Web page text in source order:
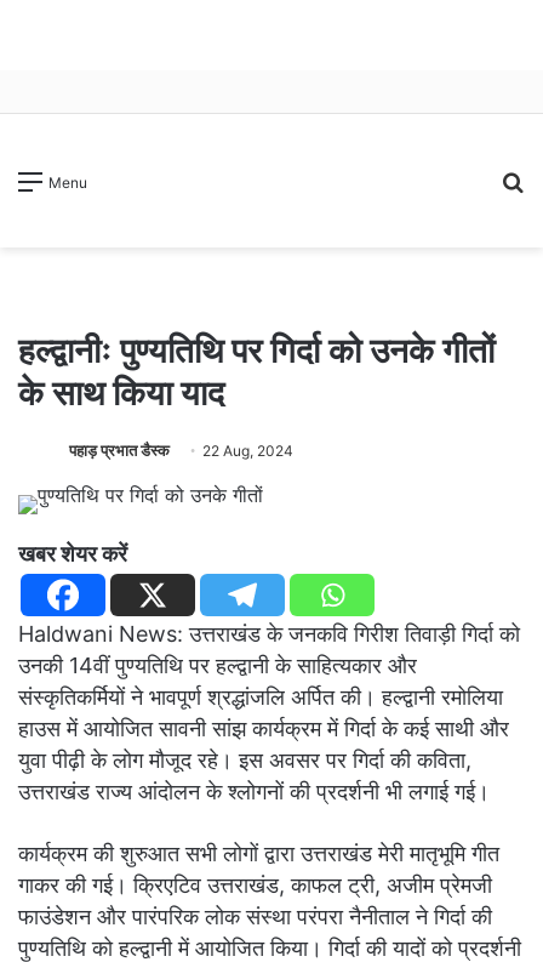
Menu
हल्द्वानीः पुण्यतिथि पर गिर्दा को उनके गीतों
के साथ किया याद
पहाड़ प्रभात डैस्क 22 Aug, 2024
खबर शेयर करें
Haldwani News: उत्तराखंड के जनकवि गिरीश तिवाड़ी गिर्दा को
उनकी 14वीं पुण्यतिथि पर हल्द्वानी के साहित्यकार और
संस्कृतिकर्मियों ने भावपूर्ण श्रद्धांजलि अर्पित की। हल्द्वानी रमोलिया
हाउस में आयोजित सावनी सांझ कार्यक्रम में गिर्दा के कई साथी और
युवा पीढ़ी के लोग मौजूद रहे। इस अवसर पर गिर्दा की कविता,
उत्तराखंड राज्य आंदोलन के श्लोगनों की प्रदर्शनी भी लगाई गई।
कार्यक्रम की शुरुआत सभी लोगों द्वारा उत्तराखंड मेरी मातृभूमि गीत
गाकर की गई। क्रिएटिव उत्तराखंड, काफल ट्री, अजीम प्रेमजी
फाउंडेशन और पारंपरिक लोक संस्था परंपरा नैनीताल ने गिर्दा की
पुण्यतिथि को हल्द्वानी में आयोजित किया। गिर्दा की यादों को प्रदर्शनी